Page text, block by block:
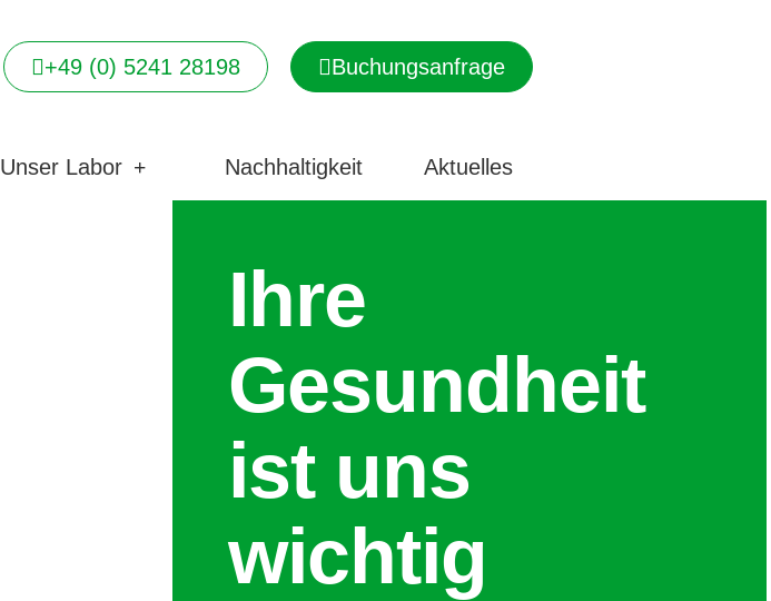
+49 (0) 5241 28198 Buchungsanfrage
Unser Labor Nachhaltigkeit Aktuelles
Ihre
Gesundheit
ist uns
wichtig